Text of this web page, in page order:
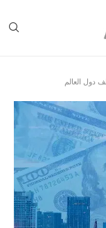
دول العالم